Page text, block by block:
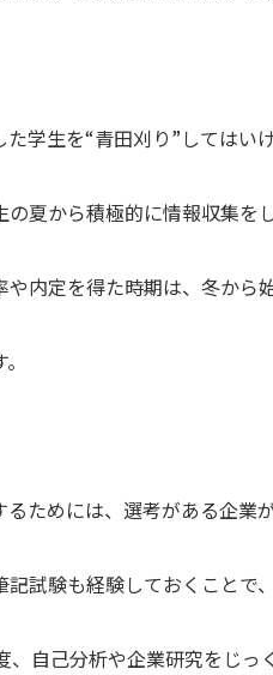
学生を“青田刈り”してはい
の夏から積極的に情報収集を
や内定を得た時期は、冬から
るためには、選考がある企業
記試験も経験しておくことで
、自己分析や企業研究をじっ